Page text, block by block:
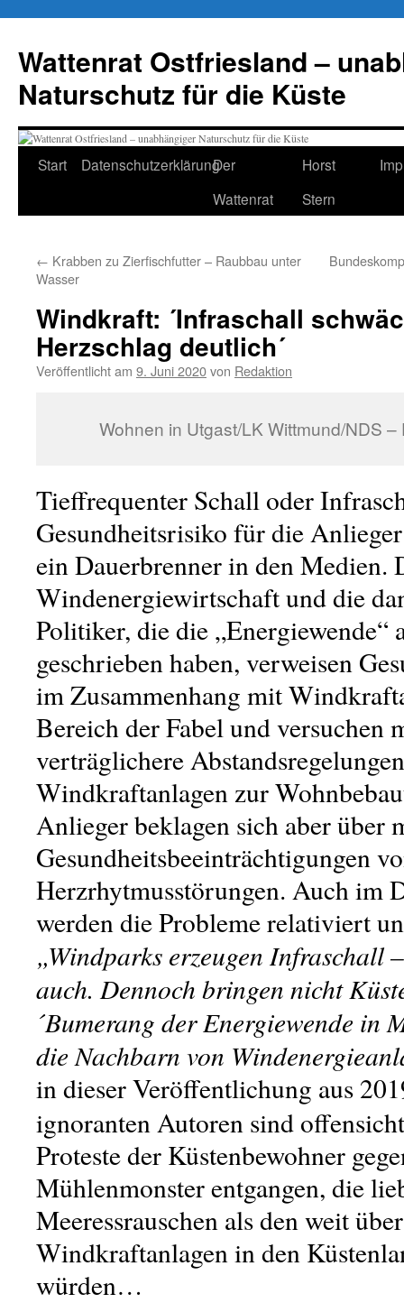
springen
Wattenrat Ostfriesland –
Naturschutz für die Küste
Start DatenschutzerklärungDer
Wattenrat
Horst
Stern
← Krabben zu Zierfischfutter – Raubbau unter
Wasser
Windkraft: ´Infraschall
Herzschlag deutlich´
Veröffentlicht am 9. Juni 2020von Redaktion
Wohnen in Utgast/LK Wittmund/NDS
Tieffrequenter Schall oder
Gesundheitsrisiko für die
ein Dauerbrenner in den Medien.
Windenergiewirtschaft und die
Politiker, die die „Energiewende“
geschrieben haben, verweisen
im Zusammenhang mit
Bereich der Fabel und versuchen
verträglichere
Windkraftanlagen zur
Anlieger beklagen sich aber über
Gesundheitsbeeinträchtigungen
Herzrhytmusstörungen. Auch im
werden die Probleme relativiert
„Windparks erzeugen Infraschall
auch. Dennoch bringen nicht
´Bumerang der Energiewende in
die Nachbarn von
in dieser Veröffentlichung aus
ignoranten Autoren sind
Proteste der Küstenbewohner
Mühlenmonster entgangen, die
Meeressrauschen als den weit
Windkraftanlagen in den
würden…